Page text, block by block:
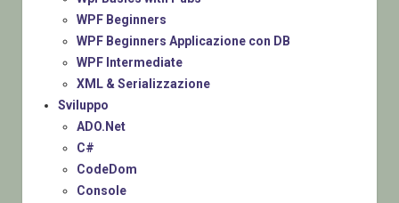
WPF Beginners
WPF Beginners Applicazione con DB
WPF Intermediate
XML & Serializzazione
Sviluppo
ADO.Net
C#
CodeDom
Console